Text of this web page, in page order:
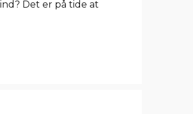
Det er på tide at